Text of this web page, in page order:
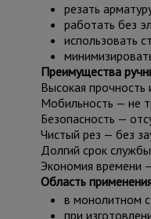
резать
работать без
использовать
Преимущества
Высокая прочность
Мобильность — не
Безопасность —
Чистый рез — без
Долгий срок
Экономия времени
Область
в монолитном
при